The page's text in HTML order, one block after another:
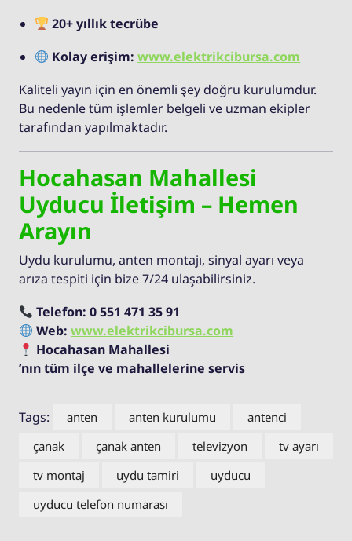
20+ yıllık tecrübe
Kolay erişim:www.elektrikcibursa.com
Kaliteli yayın için en önemli şey doğru kurulumdur.
Bu nedenle tüm işlemler belgeli ve uzman ekipler
tarafından yapılmaktadır.
Hocahasan Mahallesi
Uyducu İletişim – Hemen
Arayın
Uydu kurulumu, anten montajı, sinyal ayarı veya
arıza tespiti için bize 7/24 ulaşabilirsiniz.
Telefon: 0 551 471 35 91
Web: www.elektrikcibursa.com
Hocahasan Mahallesi
’nın tüm ilçe ve mahallelerine servis
Tags: anten anten kurulumu
antenci
çanak
çanak anten televizyon
tv ayarı
tv montaj
uydu tamiri
uyducu
uyducu telefon numarası